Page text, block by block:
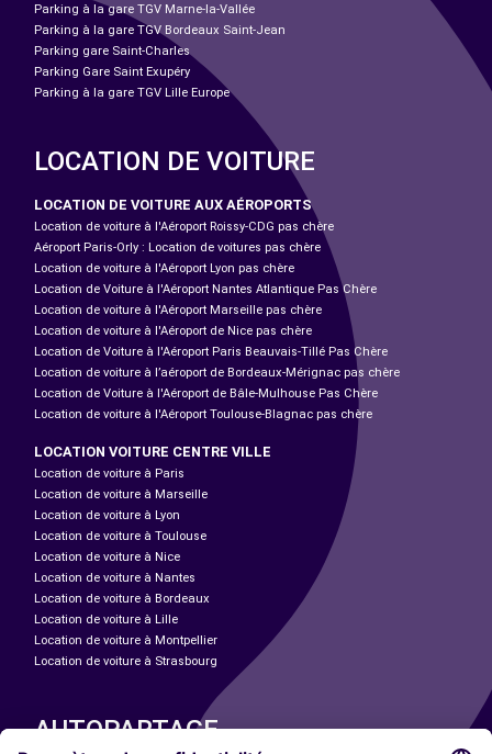
Parking à la gare TGV Marne-la-Vallée
Parking à la gare TGV Bordeaux Saint-Jean
Parking gare Saint-Charles
Parking Gare Saint Exupéry
Parking à la gare TGV Lille Europe
LOCATION DE VOITURE
LOCATION DE VOITURE AUX AÉROPORTS
Location de voiture à l'Aéroport Roissy-CDG pas chère
Aéroport Paris-Orly : Location de voitures pas chère
Location de voiture à l'Aéroport Lyon pas chère
Location de Voiture à l'Aéroport Nantes Atlantique Pas Chère
Location de voiture à l'Aéroport Marseille pas chère
Location de voiture à l'Aéroport de Nice pas chère
Location de Voiture à l'Aéroport Paris Beauvais-Tillé Pas Chère
Location de voiture à l’aéroport de Bordeaux-Mérignac pas chère
Location de Voiture à l'Aéroport de Bâle-Mulhouse Pas Chère
Location de voiture à l'Aéroport Toulouse-Blagnac pas chère
LOCATION VOITURE CENTRE VILLE
Location de voiture à Paris
Location de voiture à Marseille
Location de voiture à Lyon
Location de voiture à Toulouse
Location de voiture à Nice
Location de voiture à Nantes
Location de voiture à Bordeaux
Location de voiture à Lille
Location de voiture à Montpellier
Location de voiture à Strasbourg
AUTOPARTAGE